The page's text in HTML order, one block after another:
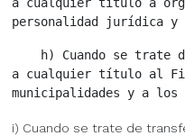
h) Cuando se trate
a cualquier título al
i) Cuando se trate de